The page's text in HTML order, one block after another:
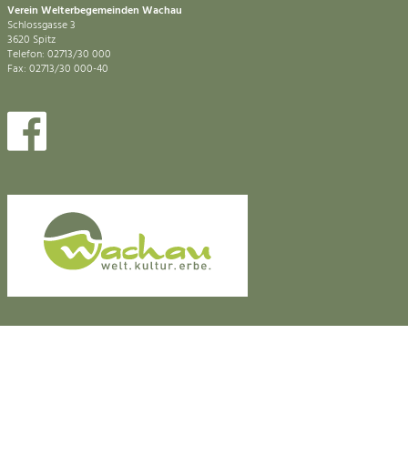
Verein Welterbegemeinden Wachau
Schlossgasse 3
3620 Spitz
Telefon: 02713/30 000
Fax: 02713/30 000-40